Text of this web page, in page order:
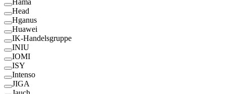
Head
Hganus
Huawei
IK-Handelsgruppe
INIU
IOMI
ISY
Intenso
JIGA